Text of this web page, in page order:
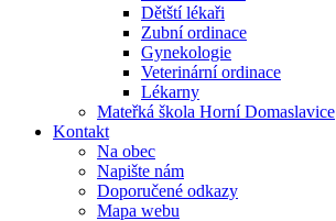
Dětští lékaři
Zubní ordinace
Gynekologie
Veterinární ordinace
Lékarny
Mateřká škola Horní Domaslavice
Kontakt
Na obec
Napište nám
Doporučené odkazy
Mapa webu